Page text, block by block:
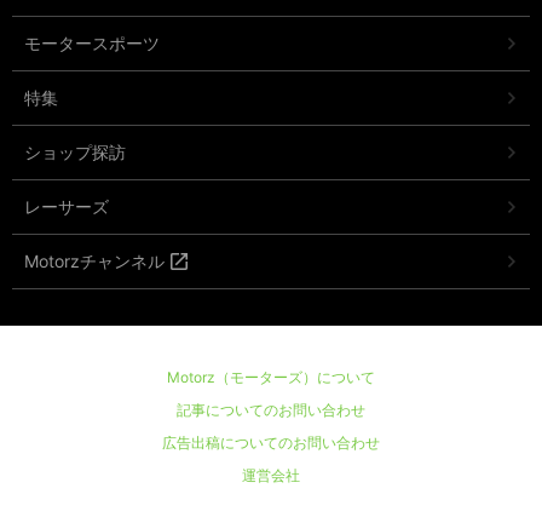
モータースポーツ
特集
ショップ探訪
レーサーズ
Motorzチャンネル
Motorz（モーターズ）について
記事についてのお問い合わせ
広告出稿についてのお問い合わせ
運営会社